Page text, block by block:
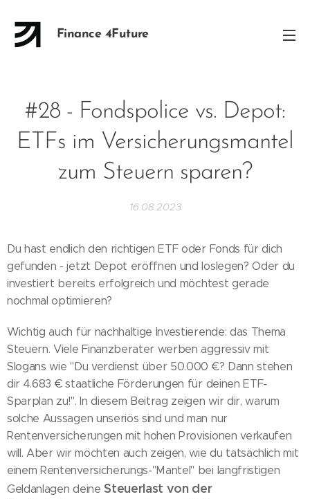
Finance 4Future
#28 - Fondspolice vs. Depot:
ETFs im Versicherungsmantel
zum Steuern sparen?
16.08.2023
Du hast endlich den richtigen ETF oder Fonds für dich
gefunden - jetzt Depot eröffnen und loslegen? Oder du
investiert bereits erfolgreich und möchtest gerade
nochmal optimieren?
Wichtig auch für nachhaltige Investierende: das Thema
Steuern. Viele Finanzberater werben aggressiv mit
Slogans wie "Du verdienst über 50.000 €? Dann stehen
dir 4.683 € staatliche Förderungen für deinen ETF-
Sparplan zu!". In diesem Beitrag zeigen wir dir, warum
solche Aussagen unseriös sind und man nur
Rentenversicherungen mit hohen Provisionen verkaufen
will. Aber wir möchten auch zeigen, wie du tatsächlich mit
einem Rentenversicherungs-"Mantel" bei langfristigen
Geldanlagen deineSteuerlast von der